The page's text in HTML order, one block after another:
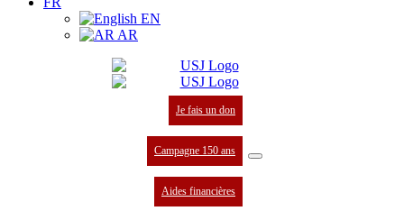
EN
AR
Je fais un don
Campagne 150 ans
Aides financières